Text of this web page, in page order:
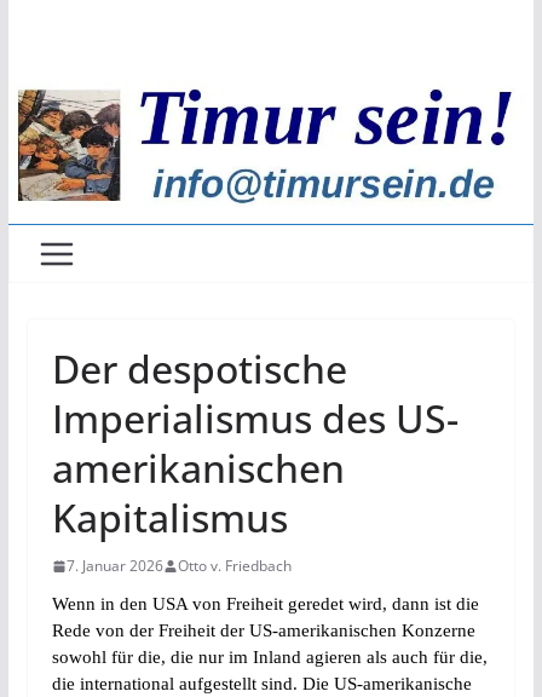
Der despotische
Imperialismus des US-
amerikanischen
Kapitalismus
7. Januar 2026 Otto v. Friedbach
Wenn in den USA von Freiheit geredet wird, dann ist die
Rede von der Freiheit der US-amerikanischen Konzerne
sowohl für die, die nur im Inland agieren als auch für die,
die international aufgestellt sind. Die US-amerikanische